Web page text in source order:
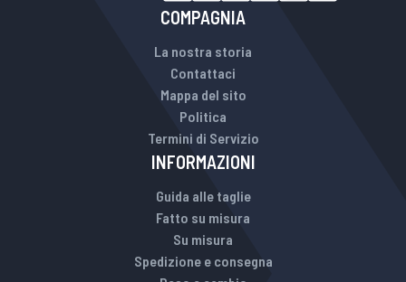
COMPAGNIA
La nostra storia
Contattaci
Mappa del sito
Politica
Termini di Servizio
INFORMAZIONI
Guida alle taglie
Fatto su misura
Su misura
Spedizione e consegna